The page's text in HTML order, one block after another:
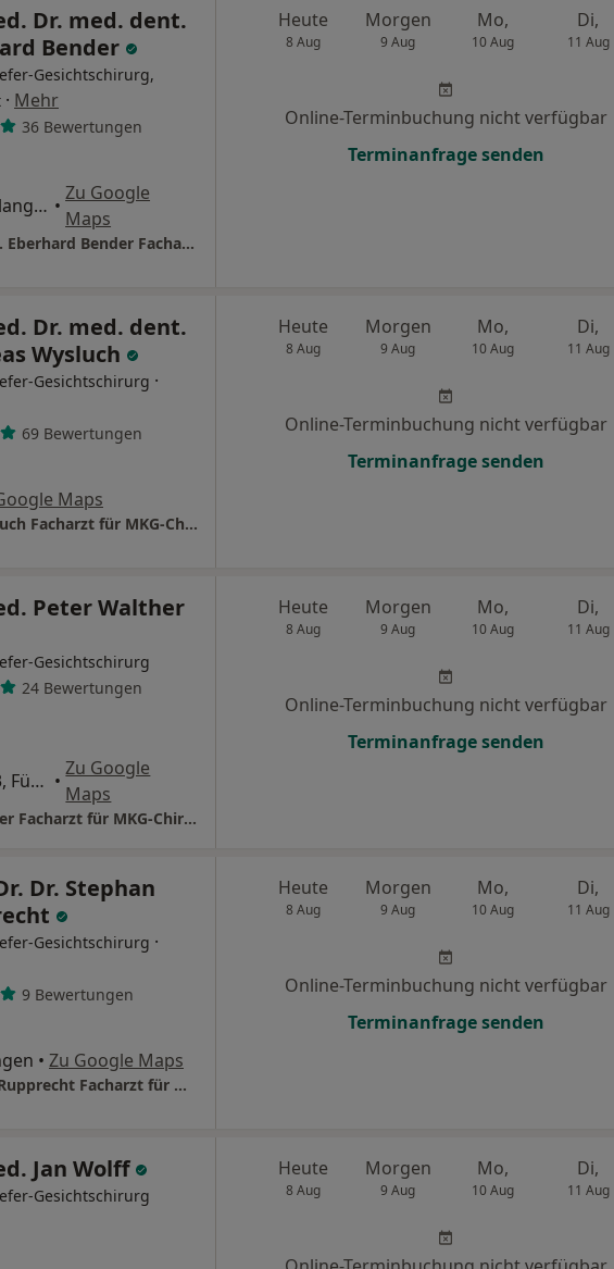
Dr. med. dent.
Bender
Gesichtschirurg,
· Mehr
36 Bewertungen
Michael-Vogel-Str. 1 e, Erlangen •
Zu Google
Maps
Praxis Dr.med.Dr.med.dent. Eberhard Bender Facharzt für MKG - Chirurgie
Heute
8 Aug
Morgen
9 Aug
Mo,
10 Aug
Di,
11 Aug
Online-Terminbuchung nicht verfügbar
Terminanfrage senden
Dr. med. dent.
Wysluch
Gesichtschirurg ·
69 Bewertungen
Maps
Praxis Dr. Dr. Andreas Wysluch Facharzt für MKG-Chirurgie
Heute
8 Aug
Morgen
9 Aug
Mo,
10 Aug
Di,
11 Aug
Online-Terminbuchung nicht verfügbar
Terminanfrage senden
Peter Walther
Gesichtschirurg
24 Bewertungen
Rudolf-Breitscheid-Str 43, Fürth •
Zu Google
Maps
Praxis Dr.med. Peter Walther Facharzt für MKG-Chirurgie
Heute
8 Aug
Morgen
9 Aug
Mo,
10 Aug
Di,
11 Aug
Online-Terminbuchung nicht verfügbar
Terminanfrage senden
Dr. Stephan
Gesichtschirurg ·
9 Bewertungen
• Zu Google Maps
Praxis Prof. Dr Dr Stephan Rupprecht Facharzt für MKG-Chirurgie
Heute
8 Aug
Morgen
9 Aug
Mo,
10 Aug
Di,
11 Aug
Online-Terminbuchung nicht verfügbar
Terminanfrage senden
Jan Wolff
Gesichtschirurg
Heute
8 Aug
Morgen
9 Aug
Mo,
10 Aug
Di,
11 Aug